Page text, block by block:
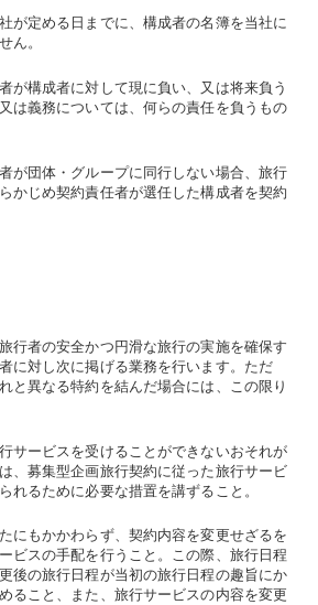
が定める日までに、構成者の名簿を当社に
ん。
が構成者に対して現に負い、又は将来負う
は義務については、何らの責任を負うもの
が団体・グループに同行しない場合、旅行
かじめ契約責任者が選任した構成者を契約
者の安全かつ円滑な旅行の実施を確保す
に対し次に掲げる業務を行います。ただ
と異なる特約を結んだ場合には、この限り
サービスを受けることができないおそれが
、募集型企画旅行契約に従った旅行サービ
れるために必要な措置を講ずること。
もかかわらず、契約内容を変更せざるを
ビスの手配を行うこと。この際、旅行日程
後の旅行日程が当初の旅行日程の趣旨にか
ること、また、旅行サービスの内容を変更